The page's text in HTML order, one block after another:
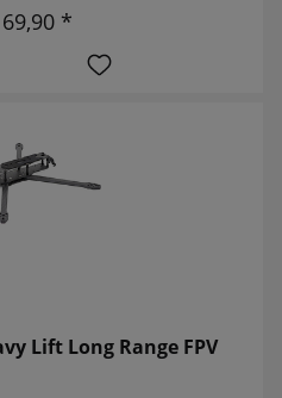
*
Lift Long Range FPV